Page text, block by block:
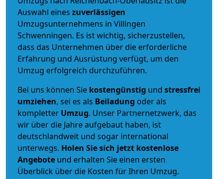
Auswahl eines zuverlässigen
Umzugsunternehmens in Villingen
Schwenningen. Es ist wichtig, sicherzustellen,
dass das Unternehmen über die erforderliche
Erfahrung und Ausrüstung verfügt, um den
Umzug erfolgreich durchzuführen.
Bei uns können Sie kostengünstig und stressfrei
umziehen, sei es als Beiladung oder als
kompletter Umzug. Unser Partnernetzwerk, das
wir über die Jahre aufgebaut haben, ist
deutschlandweit und sogar international
unterwegs. Holen Sie sich jetzt kostenlose
Angebote und erhalten Sie einen ersten
Überblick über die Kosten für Ihren Umzug.